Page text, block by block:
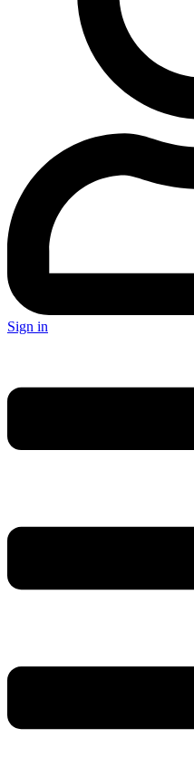
Sign in